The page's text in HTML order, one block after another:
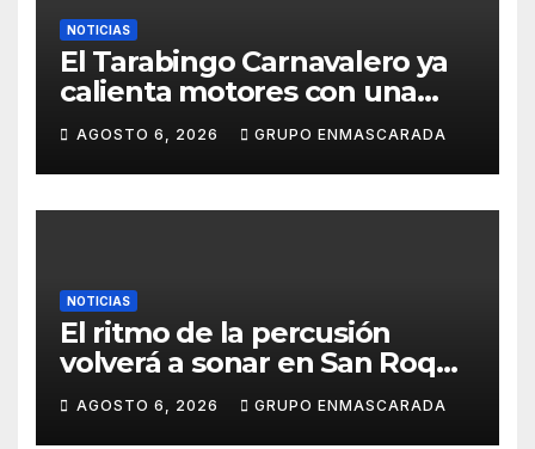
NOTICIAS
El Tarabingo Carnavalero ya
calienta motores con una
nueva edición cargada de
sorpresas
AGOSTO 6, 2026 GRUPO ENMASCARADA
NOTICIAS
El ritmo de la percusión
volverá a sonar en San Roque
con un taller abierto a todos
los públicos
AGOSTO 6, 2026 GRUPO ENMASCARADA